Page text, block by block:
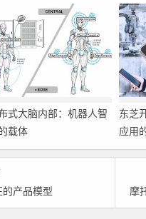
式大脑内部：机器人智
载体
东芝
应用
M4V
制器
产品模型
摩